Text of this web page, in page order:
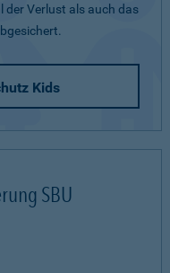
der Verlust als auch das
Kids
SBU